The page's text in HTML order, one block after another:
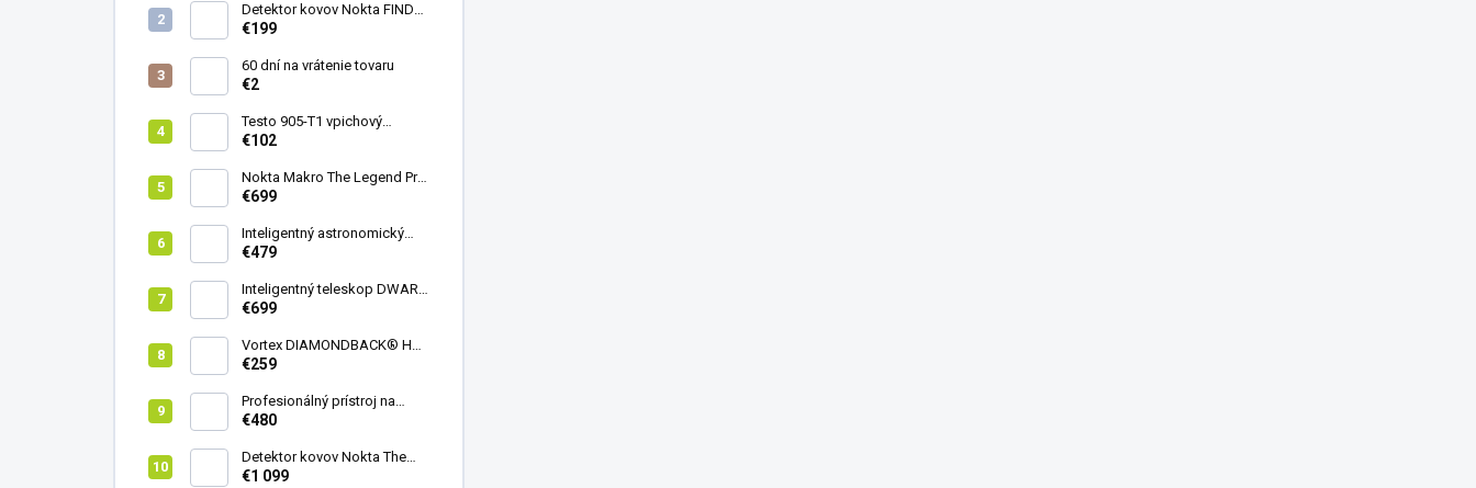
Detektor kovov Nokta FINDX
Pro
€199
60 dní na vrátenie tovaru
€2
Testo 905-T1 vpichový
teplomer
€102
Nokta Makro The Legend Pro
Pack - model 2024
€699
Inteligentný astronomický
teleskop DwarfLab Dwarf
€479
Inteligentný teleskop DWARF
III + originálny statív DWARF 3
€699
Vortex DIAMONDBACK® HD
8X42
€259
Profesionálný prístroj na
vedenie vŕtania Laserliner
€480
Detektor kovov Nokta The
Legend 2
€1 099